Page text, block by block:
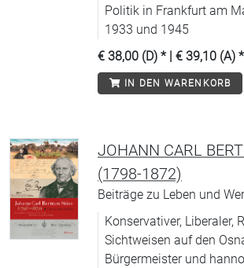
Politik in Frankfurt am
1933 und 1945
€ 38,00 (D) * | € 39,10 (A) *
IN DEN WARENKORB
JOHANN CARL
(1798-1872)
Beiträge zu Leben und
Konservativer, Liberaler,
Sichtweisen auf den
Bürgermeister und